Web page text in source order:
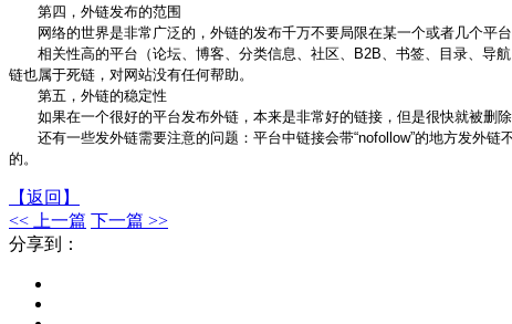
第四，外链发布的范围
网络的世界是非常广泛的，外链的发布千万不要局限在某一个或者几个平
相关性高的平台（论坛、博客、分类信息、社区、B2B、书签、目录、导航
链也属于死链，对网站没有任何帮助。
第五，外链的稳定性
如果在一个很好的平台发布外链，本来是非常好的链接，但是很快就被删除
还有一些发外链需要注意的问题：平台中链接会带“nofollow”的地方发外链
的。
【返回】
<< 上一篇 下一篇 >>
分享到：